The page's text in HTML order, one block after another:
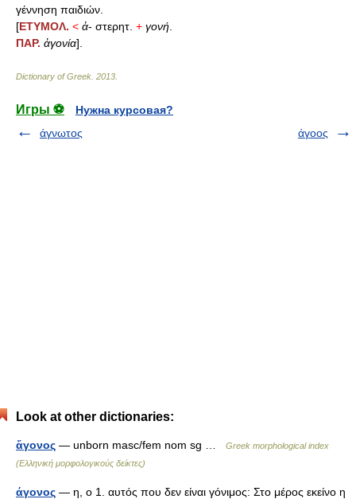
γέννηση παιδιών.
[ΕΤΥΜΟΛ. < ἀ- στερητ. + γονή
ΠΑΡ. ἀγονία].
Dictionary of Greek 2013
Игры ⚽
Нужна курсовая?
άγνωτος
άγοος
Look at other dictionaries:
ἄγονος — unborn masc/fem nom sg …
Greek morphological index
(Ελληνική μορφολογικούς δείκτες)
άγονος — η, ο 1. αυτός που δεν είναι γόνιμος: Στο μέρος εκείνο η